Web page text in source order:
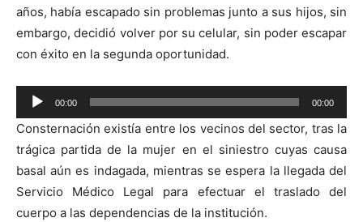
años, había escapado sin problemas junto a sus hijos, sin
embargo, decidió volver por su celular, sin poder escapar
con éxito en la segunda oportunidad.
Reproductor
de
audio
00:00 00:00
Consternación existía entre los vecinos del sector, tras la
trágica partida de la mujer en el siniestro cuyas causa
basal aún es indagada, mientras se espera la llegada del
Servicio Médico Legal para efectuar el traslado del
cuerpo a las dependencias de la institución.